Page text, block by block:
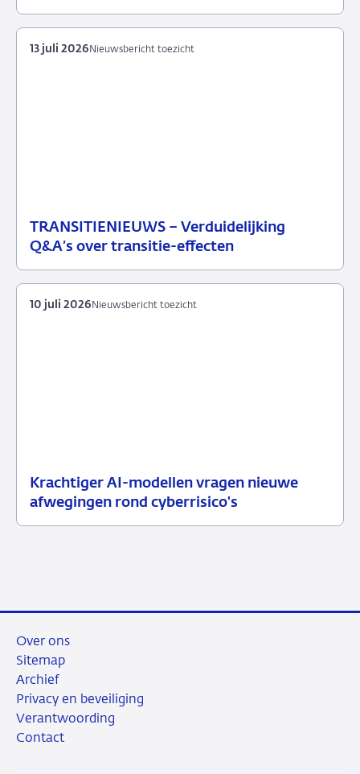
TRANSITIENIEUWS – Verduidelijking
Q&A’s over transitie-effecten
13
Nieuwsbericht
Nieuwsbericht toezicht
13 juli 2026
Krachtiger AI-modellen vragen nieuwe
afwegingen rond cyberrisico's
10
Nieuwsbericht
Nieuwsbericht toezicht
10 juli 2026
Over ons
Sitemap
Archief
Privacy en beveiliging
Verantwoording
Contact